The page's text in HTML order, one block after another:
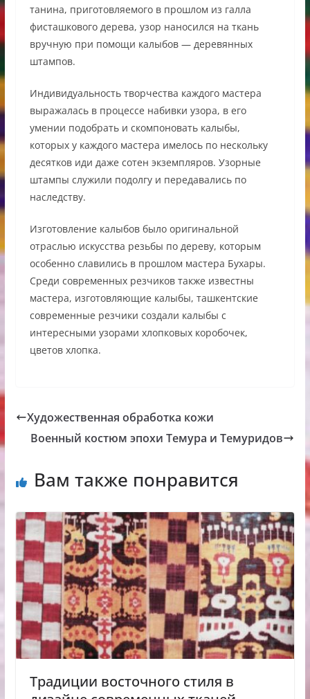
танина, приготовляемого в прошлом из галла
фисташкового дерева, узор наносился на ткань
вручную при помощи калыбов — деревянных
штампов.
Индивидуальность творчества каждого мастера
выражалась в процессе набивки узора, в его
умении подобрать и скомпоновать калыбы,
которых у каждого мастера имелось по нескольку
десятков иди даже сотен экземпляров. Узорные
штампы служили подолгу и передавались по
наследству.
Изготовление калыбов было оригинальной
отраслью искусства резьбы по дереву, которым
особенно славились в прошлом мастера Бухары.
Среди современных резчиков также известны
мастера, изготовляющие калыбы, ташкентские
современные резчики создали калыбы с
интересными узорами хлопковых коробочек,
цветов хлопка.
Художественная обработка кожи
Военный костюм эпохи Темура и Темуридов
Вам также понравится
Традиции восточного стиля в